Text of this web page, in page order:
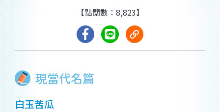
【點閱數：8,823】
現當代名篇
白玉苦瓜